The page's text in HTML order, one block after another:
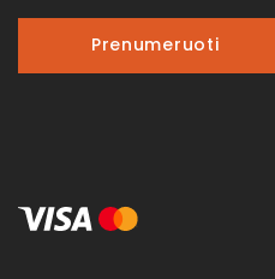
Prenumeruoti